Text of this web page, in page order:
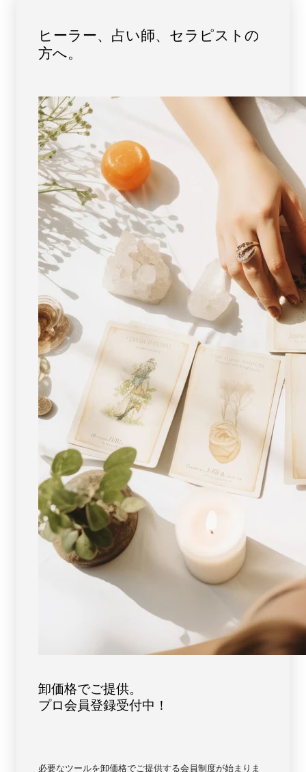
ざ
れ
チ
プ
(S
サ
イ
ズ）
100g
【浄
化・
エ
ネ
ル
ギ
ー
チ
ャ
ー
ジ
に】
れ
イ
ズ）
100g
【浄
化・
エ
ネ
ル
に】
ヒーラー、占い師、セラピストの
方へ。
卸価格でご提供。
プロ会員登録受付中！
必要なツールを卸価格でご提供する会員制度が始まりま